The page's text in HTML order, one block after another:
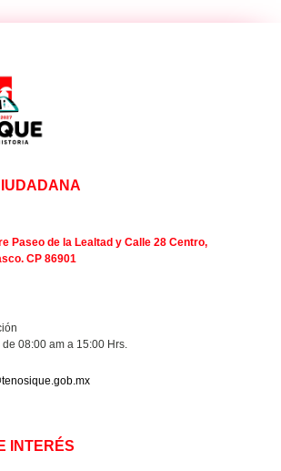
Paseo de la Lealtad y Calle 28 Centro,
CP 86901
08:00 am a 15:00 Hrs.
INTERÉS